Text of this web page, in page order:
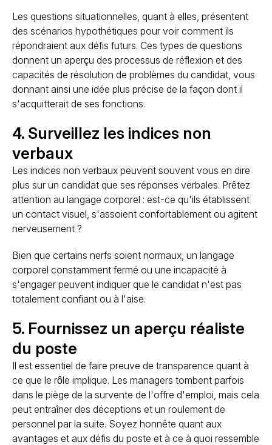
Les questions situationnelles, quant à elles, présentent
des scénarios hypothétiques pour voir comment ils
répondraient aux défis futurs. Ces types de questions
donnent un aperçu des processus de réflexion et des
capacités de résolution de problèmes du candidat, vous
donnant ainsi une idée plus précise de la façon dont il
s'acquitterait de ses fonctions.
4. Surveillez les indices non
verbaux
Les indices non verbaux peuvent souvent vous en dire
plus sur un candidat que ses réponses verbales. Prêtez
attention au langage corporel : est-ce qu'ils établissent
un contact visuel, s'assoient confortablement ou agitent
nerveusement ?
Bien que certains nerfs soient normaux, un langage
corporel constamment fermé ou une incapacité à
s'engager peuvent indiquer que le candidat n'est pas
totalement confiant ou à l'aise.
5. Fournissez un aperçu réaliste
du poste
Il est essentiel de faire preuve de transparence quant à
ce que le rôle implique. Les managers tombent parfois
dans le piège de la survente de l'offre d'emploi, mais cela
peut entraîner des déceptions et un roulement de
personnel par la suite. Soyez honnête quant aux
avantages et aux défis du poste et à ce à quoi ressemble